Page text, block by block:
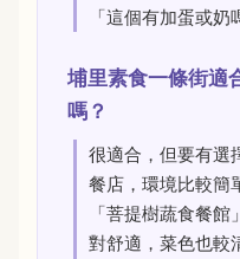
「這個有加蛋或奶
埔里素食一條街適
嗎？
很適合，但要有選
餐店，環境比較簡
「菩提樹蔬食餐
對舒適，菜色也較